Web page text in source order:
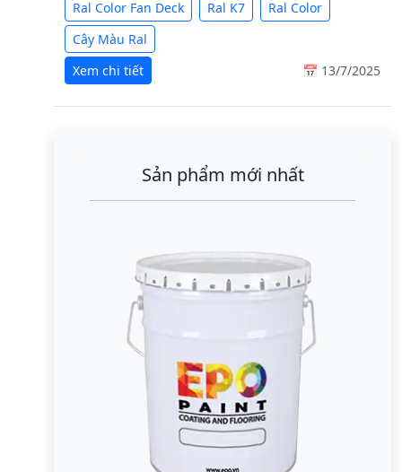
Ral Color Fan Deck Ral K7
Ral Color
Cây Màu Ral
Xem chi tiết
📅 13/7/2025
Sản phẩm mới nhất